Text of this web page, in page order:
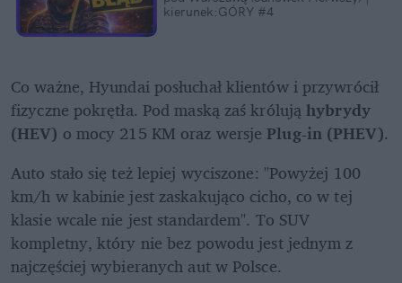
kierunek:GÓRY #4
Co ważne, Hyundai posłuchał klientów i przywrócił
fizyczne pokrętła. Pod maską zaś królują hybrydy
(HEV) o mocy 215 KM oraz wersje Plug-in (PHEV)
Auto stało się też lepiej wyciszone: "Powyżej 100
km/h w kabinie jest zaskakująco cicho, co w tej
klasie wcale nie jest standardem". To SUV
kompletny, który nie bez powodu jest jednym z
najczęściej wybieranych aut w Polsce.